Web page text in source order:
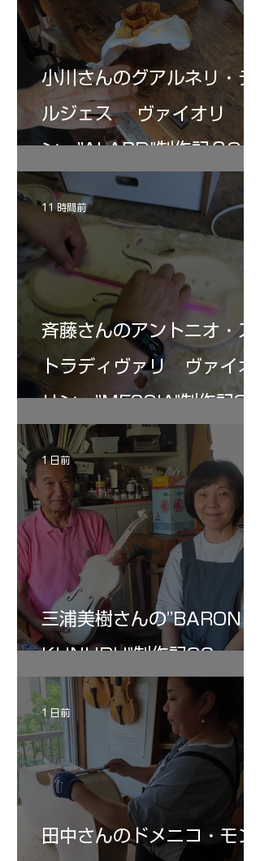
小川さんのグアルネリ・デ
ルジェス ヴァイオリ
ン ”ALARD"制作記３8
斉藤さんのアントニオ・ス
トラディヴァリ ヴァイオ
リン ”MESSIA"制作記34
11 時間前
三浦美樹さんの”BARON・
KUNUPU"制作記32
1 日前
田中さんのドメニコ・モン
1 日前